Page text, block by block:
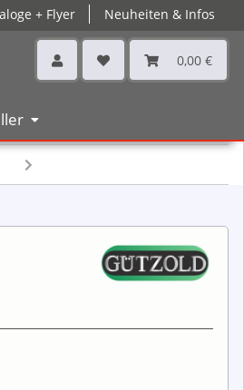
+ Flyer Neuheiten & Infos
0,00 €